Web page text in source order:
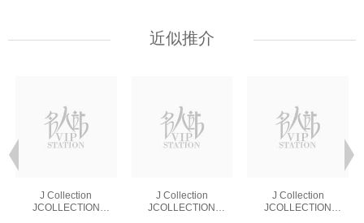
近似推介
J Collection
JCOLLECTION
J Collection
JCOLLECTION
J Collection
JCOLLECTION